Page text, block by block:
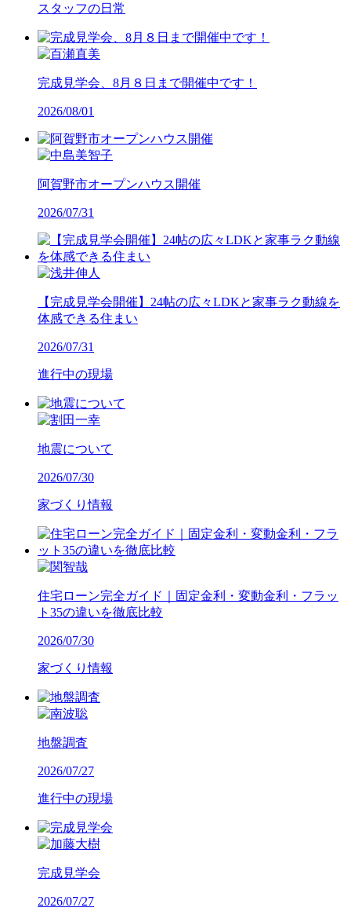
スタッフの日常
完成見学会、8月８日まで開催中です！
2026/08/01
阿賀野市オープンハウス開催
2026/07/31
【完成見学会開催】24帖の広々LDKと家事ラク動線を
体感できる住まい
2026/07/31
進行中の現場
地震について
2026/07/30
家づくり情報
住宅ローン完全ガイド｜固定金利・変動金利・フラッ
ト35の違いを徹底比較
2026/07/30
家づくり情報
地盤調査
2026/07/27
進行中の現場
完成見学会
2026/07/27